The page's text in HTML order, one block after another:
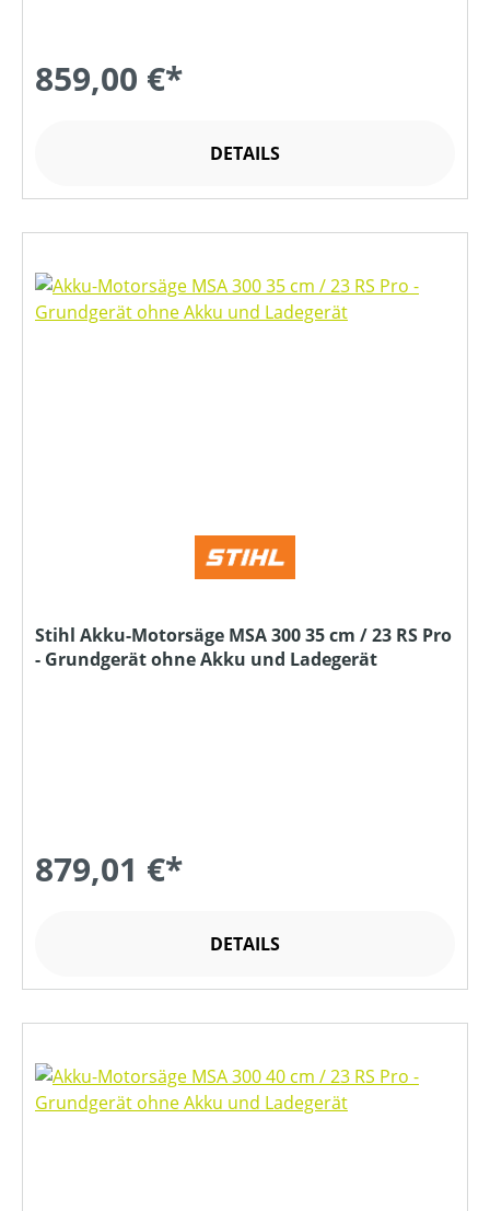
859,00 €*
DETAILS
Stihl Akku-Motorsäge MSA 300 35 cm / 23 RS Pro
- Grundgerät ohne Akku und Ladegerät
879,01 €*
DETAILS